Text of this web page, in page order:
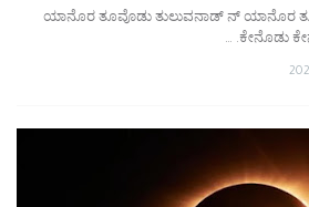
ಯಾನೊರ ತೂವೊಡು ತುಲುವನಾಡ್ ನ್ ಯಾನೊರ
ಕೇನೊಡು